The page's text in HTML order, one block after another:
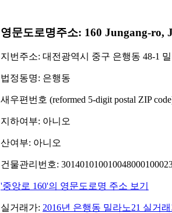
영문도로명주소: 160 Jungang-ro,
지번주소: 대전광역시 중구 은행동 48-1 밀
법정동명: 은행동
새우편번호 (reformed 5-digit postal ZIP
지하여부: 아니오
산여부: 아니오
건물관리번호:
'중앙로 160'의 영문도로명 주소 보기
실거래가: 2016년 은행동 밀라노21 실거래